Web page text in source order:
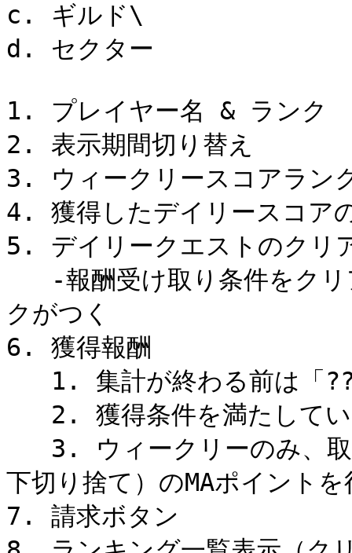
c. ギルド\
d. セクター
1. プレイヤー名 & ランク
2. 表示期間切り替え
3. ウィークリースコアラン
4. 獲得したデイリースコア
5. デイリークエストのクリ
クがつく
6. 獲得報酬
下切り捨て）のMAポイント
7. 請求ボタン